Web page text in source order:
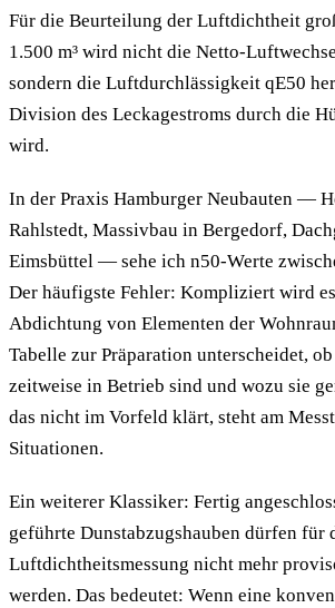
Für die Beurteilung der Luftdichtheit
1.500 m³ wird nicht die Netto-
sondern die Luftdurchlässigkeit qE50
Division des Leckagestroms durch die
wird.
In der Praxis Hamburger Neubauten —
Rahlstedt, Massivbau in Bergedorf,
Eimsbüttel — sehe ich n50-Werte
Der häufigste Fehler: Kompliziert wird
Abdichtung von Elementen der
Tabelle zur Präparation unterscheidet,
zeitweise in Betrieb sind und wozu sie
das nicht im Vorfeld klärt, steht am
Situationen.
Ein weiterer Klassiker: Fertig
geführte Dunstabzugshauben dürfen für
Luftdichtheitsmessung nicht mehr
werden. Das bedeutet: Wenn eine